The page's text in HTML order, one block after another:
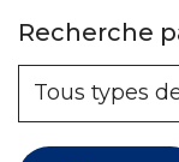
Recherche